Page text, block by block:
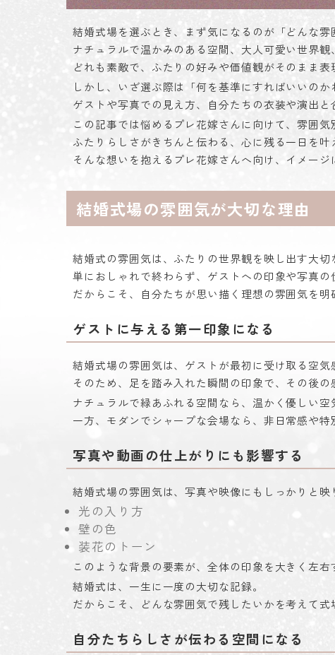
結婚式場を選ぶとき、まず気になるのが「どんな雰
ナチュラルで温かみのある空間、大人可愛い世界
どれも素敵で、ふたりの好みや価値観がそのまま
しかし、いざ選ぶ際は「何を基準にすればいいの
ゲストや写真での見え方、自分たちの衣装や演出
この記事では悩めるプレ花嫁さんに向けて、雰囲
ふたりらしさがきちんと伝わる、心に残る一日を叶
そんな想いを抱えるプレ花嫁さんへ向け、イメー
結婚式場の雰囲気が大切な理由
結婚式の雰囲気は、ふたりの世界観を映し出す大切
単におしゃれで終わらず、ゲストへの印象や写真の
だからこそ、自分たちが思い描く理想の雰囲気を明
ゲストに与える第一印象になる
結婚式場の雰囲気は、ゲストが最初に受け取る空気
そのため、足を踏み入れた瞬間の印象で、その後の
ナチュラルで緑あふれる空間なら、温かく優しい空
一方、モダンでシャープな会場なら、非日常感や特
写真や動画の仕上がりにも影響する
結婚式場の雰囲気は、写真や映像にもしっかりと映
光の入り方
壁の色
装花のトーン
このような背景の要素が、全体の印象を大きく左右
結婚式は、一生に一度の大切な記録。
だからこそ、どんな雰囲気で残したいかを考えて式
自分たちらしさが伝わる空間になる